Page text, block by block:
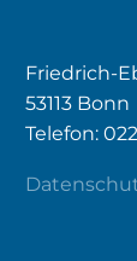
Friedrich-
53113 Bonn
Telefon: